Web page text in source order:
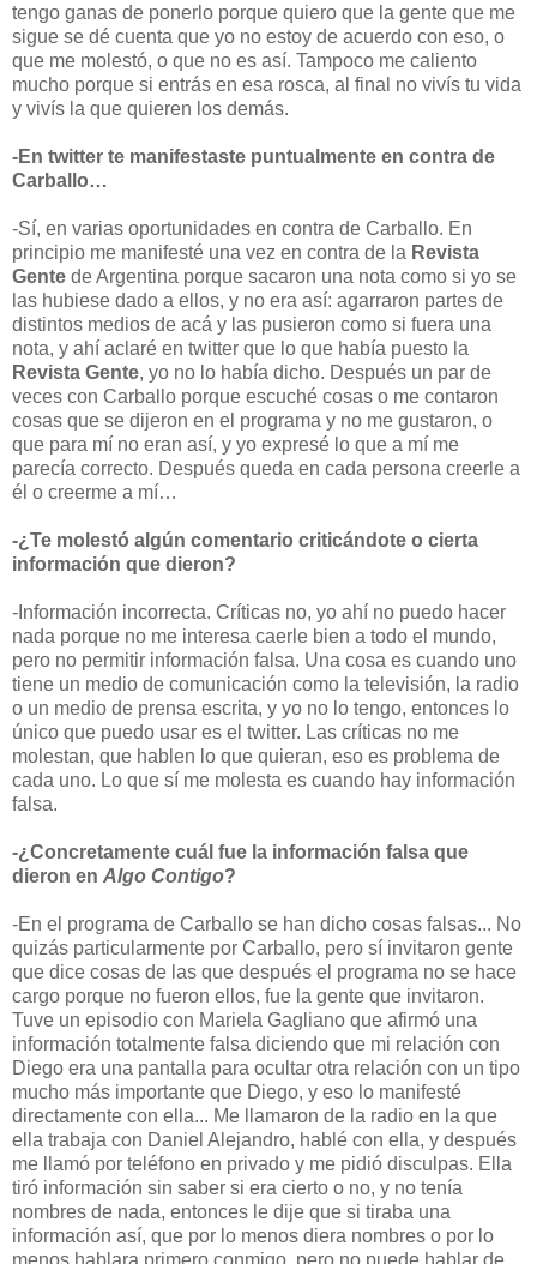
tengo ganas de ponerlo porque quiero que la gente que me
sigue se dé cuenta que yo no estoy de acuerdo con eso, o
que me molestó, o que no es así. Tampoco me caliento
mucho porque si entrás en esa rosca, al final no vivís tu vida
y vivís la que quieren los demás.
-En twitter te manifestaste puntualmente en contra de
Carballo…
-Sí, en varias oportunidades en contra de Carballo. En
principio me manifesté una vez en contra de la Revista
Gente de Argentina porque sacaron una nota como si yo se
las hubiese dado a ellos, y no era así: agarraron partes de
distintos medios de acá y las pusieron como si fuera una
nota, y ahí aclaré en twitter que lo que había puesto la
Revista Gente, yo no lo había dicho. Después un par de
veces con Carballo porque escuché cosas o me contaron
cosas que se dijeron en el programa y no me gustaron, o
que para mí no eran así, y yo expresé lo que a mí me
parecía correcto. Después queda en cada persona creerle a
él o creerme a mí…
-¿Te molestó algún comentario criticándote o cierta
información que dieron?
-Información incorrecta. Críticas no, yo ahí no puedo hacer
nada porque no me interesa caerle bien a todo el mundo,
pero no permitir información falsa. Una cosa es cuando uno
tiene un medio de comunicación como la televisión, la radio
o un medio de prensa escrita, y yo no lo tengo, entonces lo
único que puedo usar es el twitter. Las críticas no me
molestan, que hablen lo que quieran, eso es problema de
cada uno. Lo que sí me molesta es cuando hay información
falsa.
-¿Concretamente cuál fue la información falsa que
dieron en Algo Contigo?
-En el programa de Carballo se han dicho cosas falsas... No
quizás particularmente por Carballo, pero sí invitaron gente
que dice cosas de las que después el programa no se hace
cargo porque no fueron ellos, fue la gente que invitaron.
Tuve un episodio con Mariela Gagliano que afirmó una
información totalmente falsa diciendo que mi relación con
Diego era una pantalla para ocultar otra relación con un tipo
mucho más importante que Diego, y eso lo manifesté
directamente con ella... Me llamaron de la radio en la que
ella trabaja con Daniel Alejandro, hablé con ella, y después
me llamó por teléfono en privado y me pidió disculpas. Ella
tiró información sin saber si era cierto o no, y no tenía
nombres de nada, entonces le dije que si tiraba una
información así, que por lo menos diera nombres o por lo
menos hablara primero conmigo, pero no puede hablar de